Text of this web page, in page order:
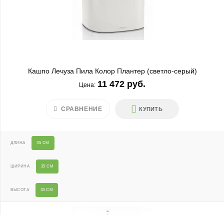
Кашпо Лечуза Пила Колор Плантер (светло-серый)
Цена: 11 472 руб.
КУПИТЬ
СРАВНЕНИЕ
ДЛИНА 35 СМ
ШИРИНА 35 СМ
ВЫСОТА 33 СМ